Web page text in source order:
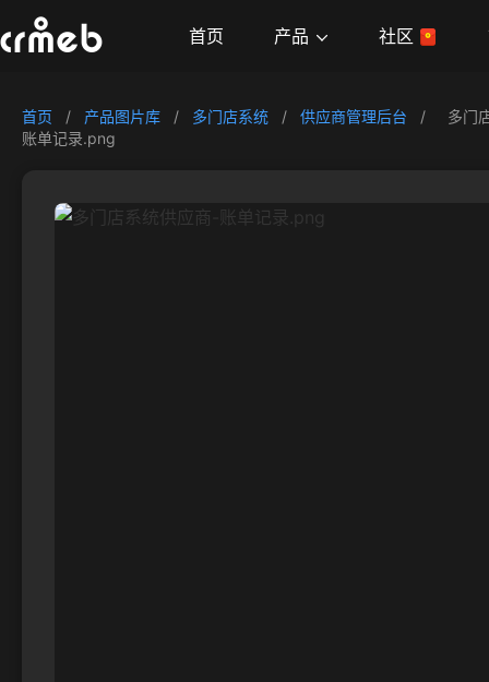
首页 产品 社区
首页 / 产品图片库 / 多门店系统 / 供应商管理后台 /
多门
账单记录.png